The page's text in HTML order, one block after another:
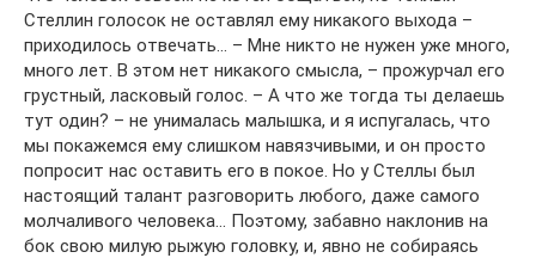
Стеллин голосок не оставлял ему никакого выхода –
приходилось отвечать… – Мне никто не нужен уже много,
много лет. В этом нет никакого смысла, – прожурчал его
грустный, ласковый голос. – А что же тогда ты делаешь
тут один? – не унималась малышка, и я испугалась, что
мы покажемся ему слишком навязчивыми, и он просто
попросит нас оставить его в покое. Но у Стеллы был
настоящий талант разговорить любого, даже самого
молчаливого человека… Поэтому, забавно наклонив на
бок свою милую рыжую головку, и, явно не собираясь